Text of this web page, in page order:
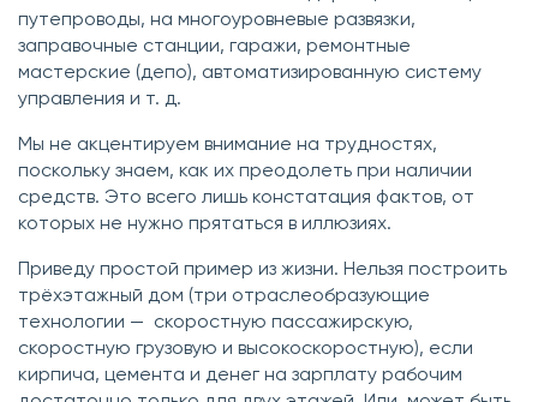
путепроводы, на многоуровневые развязки,
заправочные станции, гаражи, ремонтные
мастерские (депо), автоматизированную систему
управления и т. д.
Мы не акцентируем внимание на трудностях,
поскольку знаем, как их преодолеть при наличии
средств. Это всего лишь констатация фактов, от
которых не нужно прятаться в иллюзиях.
Приведу простой пример из жизни. Нельзя построить
трёхэтажный дом (три отраслеобразующие
технологии — скоростную пассажирскую,
скоростную грузовую и высокоскоростную), если
кирпича, цемента и денег на зарплату рабочим